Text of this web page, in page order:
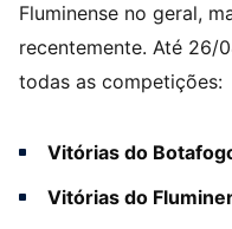
Fluminense no geral,
recentemente. Até 26/
todas as competições:
Vitórias do
Vitórias do